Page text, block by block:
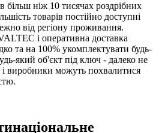
більш ніж 10 тисячах роздрібних
товарів постійно доступні
від регіону проживання.
і оперативна доставка
та на 100% укомплектувати будь-
який об'єкт під ключ - далеко не
і виробники можуть похвалитися